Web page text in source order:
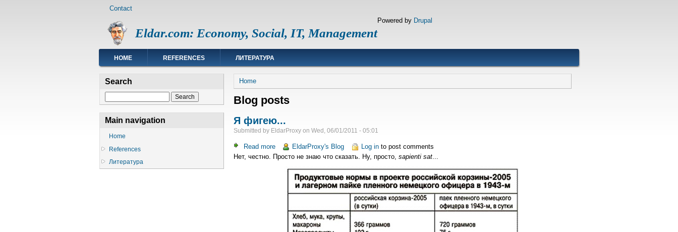
Footer
Contact
Eldar.com: Economy, Social, IT, Management
Powered by Drupal
Main
navigation
HOME REFERENCES ЛИТЕРАТУРА
Breadcrumb
Home
Blog posts
Я фигею...
Submitted by EldarProxy on Wed, 06/01/2011 - 05:01
Read more about
Я
EldarProxy's Blog Log into post comments
Нет, честно. Проcто не знаю что сказать. Ну, просто, sapienti sat
Search
Main navigation
Home
References
Литература